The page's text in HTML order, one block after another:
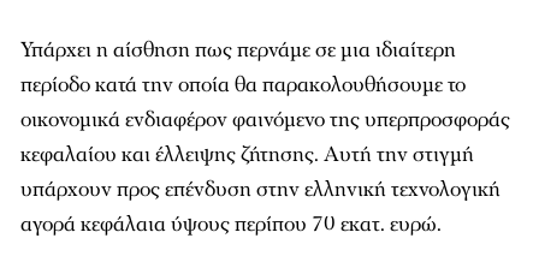
Υπάρχει η αίσθηση πως περνάμε σε μια ιδιαίτερη
περίοδο κατά την οποία θα παρακολουθήσουμε το
οικονομικά ενδιαφέρον φαινόμενο της υπερπροσφοράς
κεφαλαίου και έλλειψης ζήτησης. Αυτή την στιγμή
υπάρχουν προς επένδυση στην ελληνική τεχνολογική
αγορά κεφάλαια ύψους περίπου 70 εκατ. ευρώ.